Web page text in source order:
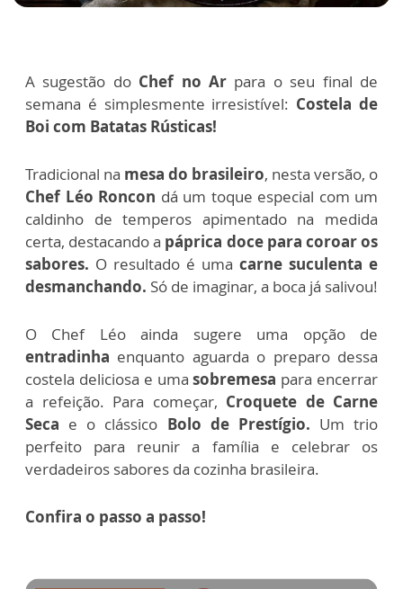
A sugestão do Chef no Ar para o seu final de
semana é simplesmente irresistível: Costela de
Boi com Batatas Rústicas!
Tradicional na mesa do brasileiro, nesta versão, o
Chef Léo Roncon dá um toque especial com um
caldinho de temperos apimentado na medida
certa, destacando a páprica doce para coroar os
sabores. O resultado é uma carne suculenta e
desmanchando. Só de imaginar, a boca já salivou!
O Chef Léo ainda sugere uma opção de
entradinha enquanto aguarda o preparo dessa
costela deliciosa e umasobremesa para encerrar
a refeição. Para começar, Croquete de Carne
Seca e o clássico Bolo de Prestígio. Um trio
perfeito para reunir a família e celebrar os
verdadeiros sabores da cozinha brasileira.
Confira o passo a passo!